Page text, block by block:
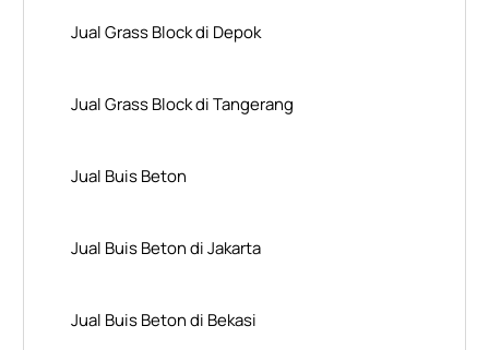
Jual Grass Block di Depok
Jual Grass Block di Tangerang
Jual Buis Beton
Jual Buis Beton di Jakarta
Jual Buis Beton di Bekasi